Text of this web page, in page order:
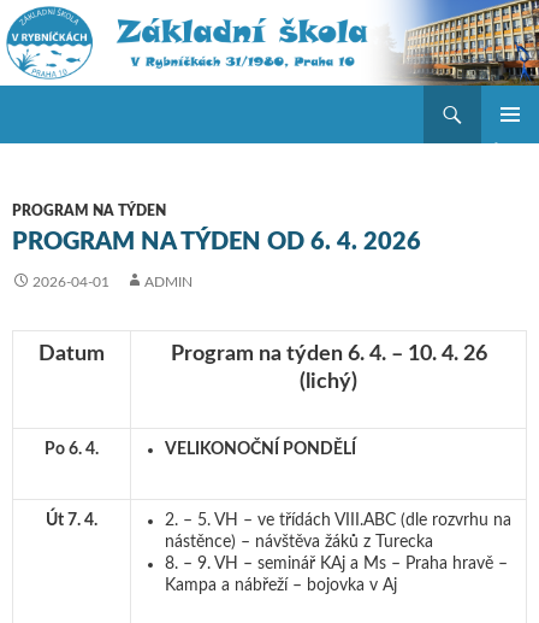
PROGRAM NA TÝDEN
PROGRAM NA TÝDEN OD 6. 4. 2026
2026-04-01 ADMIN
Datum
Program na týden 6. 4. – 10. 4. 26
(lichý)
Po 6. 4. VELIKONOČNÍ PONDĚLÍ
Út 7. 4.
2. – 5. VH – ve třídách VIII.ABC (dle rozvrhu na
nástěnce) – návštěva žáků z Turecka
8. – 9. VH – seminář KAj a Ms – Praha hravě –
Kampa a nábřeží – bojovka v Aj